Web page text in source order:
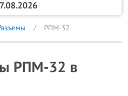
РПМ-32
РПМ-32 в